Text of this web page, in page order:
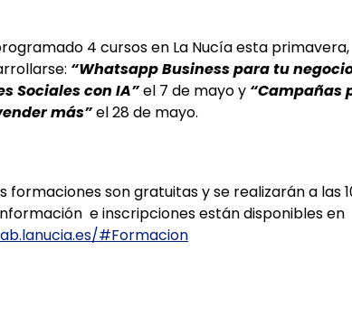
4 cursos en La Nucía esta
“Whatsapp Business para tu
Sociales con IA”el 7 de mayo y “Campañas
más”el 28 de mayo.
formaciones son gratuitas y se realizarán a las
e inscripciones están disponibles en
#Formacion